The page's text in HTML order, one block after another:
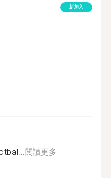
新加入
閱讀更多